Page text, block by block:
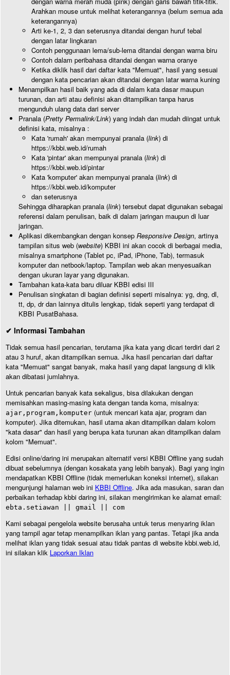
Arahkan mouse untuk melihat keterangannya (belum semua ada
keterangannya)
Arti ke-1, 2, 3 dan seterusnya ditandai dengan huruf tebal
dengan latar lingkaran
Contoh penggunaan lema/sub-lema ditandai dengan warna biru
Contoh dalam peribahasa ditandai dengan warna oranye
Ketika diklik hasil dari daftar kata "Memuat", hasil yang sesuai
dengan kata pencarian akan ditandai dengan latar warna kuning
Menampilkan hasil baik yang ada di dalam kata dasar maupun
turunan, dan arti atau definisi akan ditampilkan tanpa harus
mengunduh ulang data dari server
Pranala (Pretty Permalink/Link) yang indah dan mudah diingat untuk
definisi kata, misalnya :
Kata 'rumah' akan mempunyai pranala (link) di
https://kbbi.web.id/rumah
Kata 'pintar' akan mempunyai pranala (link) di
https://kbbi.web.id/pintar
Kata 'komputer' akan mempunyai pranala (link) di
https://kbbi.web.id/komputer
dan seterusnya
Sehingga diharapkan pranala (link) tersebut dapat digunakan sebagai
referensi dalam penulisan, baik di dalam jaringan maupun di luar
jaringan.
Aplikasi dikembangkan dengan konsep Responsive Design, artinya
tampilan situs web (website) KBBI ini akan cocok di berbagai media,
misalnya smartphone (Tablet pc, iPad, iPhone, Tab), termasuk
komputer dan netbook/laptop. Tampilan web akan menyesuaikan
dengan ukuran layar yang digunakan.
Tambahan kata-kata baru diluar KBBI edisi III
Penulisan singkatan di bagian definisi seperti misalnya: yg, dng, dl,
tt, dp, dr dan lainnya ditulis lengkap, tidak seperti yang terdapat di
KBBI PusatBahasa.
✔ Informasi Tambahan
Tidak semua hasil pencarian, terutama jika kata yang dicari terdiri dari 2
atau 3 huruf, akan ditampilkan semua. Jika hasil pencarian dari daftar
kata "Memuat" sangat banyak, maka hasil yang dapat langsung di klik
akan dibatasi jumlahnya.
Untuk pencarian banyak kata sekaligus, bisa dilakukan dengan
memisahkan masing-masing kata dengan tanda koma, misalnya:
ajar,program,komputer (untuk mencari kata ajar, program dan
komputer). Jika ditemukan, hasil utama akan ditampilkan dalam kolom
"kata dasar" dan hasil yang berupa kata turunan akan ditampilkan dalam
kolom "Memuat".
Edisi online/daring ini merupakan alternatif versi KBBI Offline yang sudah
dibuat sebelumnya (dengan kosakata yang lebih banyak). Bagi yang ingin
mendapatkan KBBI Offline (tidak memerlukan koneksi internet), silakan
mengunjungi halaman web ini KBBI Offline. Jika ada masukan, saran dan
perbaikan terhadap kbbi daring ini, silakan mengirimkan ke alamat email:
ebta.setiawan || gmail || com
Kami sebagai pengelola website berusaha untuk terus menyaring iklan
yang tampil agar tetap menampilkan iklan yang pantas. Tetapi jika anda
melihat iklan yang tidak sesuai atau tidak pantas di website kbbi.web.id,
ini silakan klik Laporkan Iklan